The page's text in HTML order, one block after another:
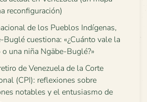
reconfiguración)
de los Pueblos Indígenas,
Buglé cuestiona: «¿Cuánto vale la
una niña Ngäbe-Buglé?»
de Venezuela de la Corte
(CPI): reflexiones sobre
notables y el entusiasmo de